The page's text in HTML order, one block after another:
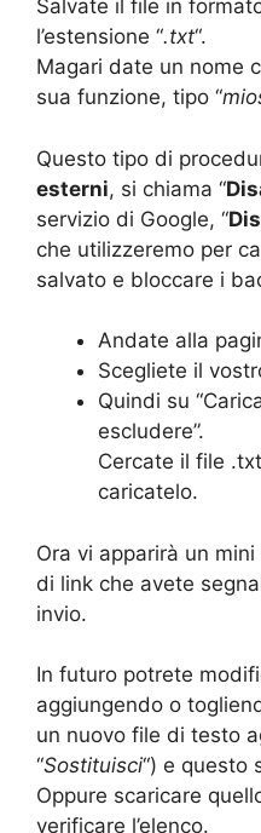
Salvate il file in
l’estensione “.txt“.
Magari date un nome
sua funzione, tipo “
Questo tipo di
esterni, si chiama “
servizio di Google, “
che utilizzeremo per
salvato e bloccare i
Andate alla
Scegliete il
Quindi su
escludere”.
Cercate il file
caricatelo.
Ora vi apparirà un
di link che avete
invio.
In futuro potrete
aggiungendo o
un nuovo file di testo
“Sostituisci“) e questo
Oppure scaricare
verificare l’elenco.